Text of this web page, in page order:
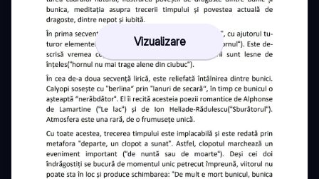
Vizualizare